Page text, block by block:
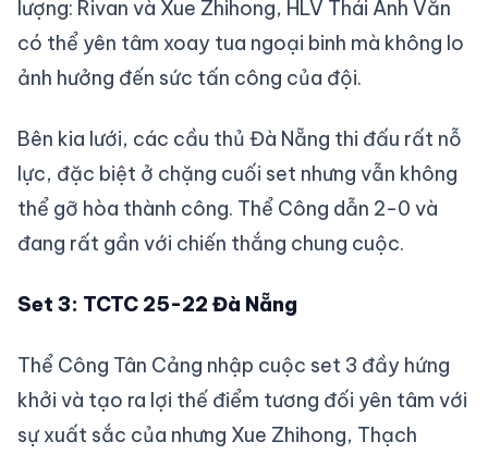
lượng: Rivan và Xue Zhihong, HLV Thái Anh Văn
có thể yên tâm xoay tua ngoại binh mà không lo
ảnh hưởng đến sức tấn công của đội.
Bên kia lưới, các cầu thủ Đà Nẵng thi đấu rất nỗ
lực, đặc biệt ở chặng cuối set nhưng vẫn không
thể gỡ hòa thành công. Thể Công dẫn 2-0 và
đang rất gần với chiến thắng chung cuộc.
Set 3: TCTC 25-22 Đà Nẵng
Thể Công Tân Cảng nhập cuộc set 3 đầy hứng
khởi và tạo ra lợi thế điểm tương đối yên tâm với
sự xuất sắc của nhưng Xue Zhihong, Thạch